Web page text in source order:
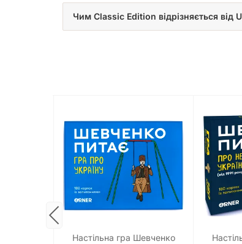
Чим Classic Edition відрізняється від
Настільна гра Шевченко